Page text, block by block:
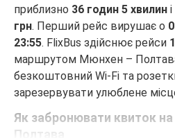
приблизно 36 годин 5 хвилин
грн. Перший рейс вирушає о
23:55. FlixBus здійснює рейси
маршрутом Мюнхен –
безкоштовний Wi-Fi та
зарезервувати улюблене
Як забронювати квиток
Полтава